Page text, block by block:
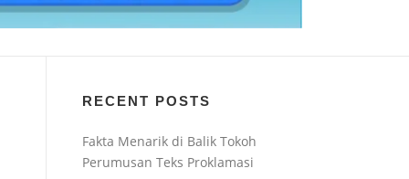
RECENT POSTS
Fakta Menarik di Balik Tokoh
Perumusan Teks Proklamasi